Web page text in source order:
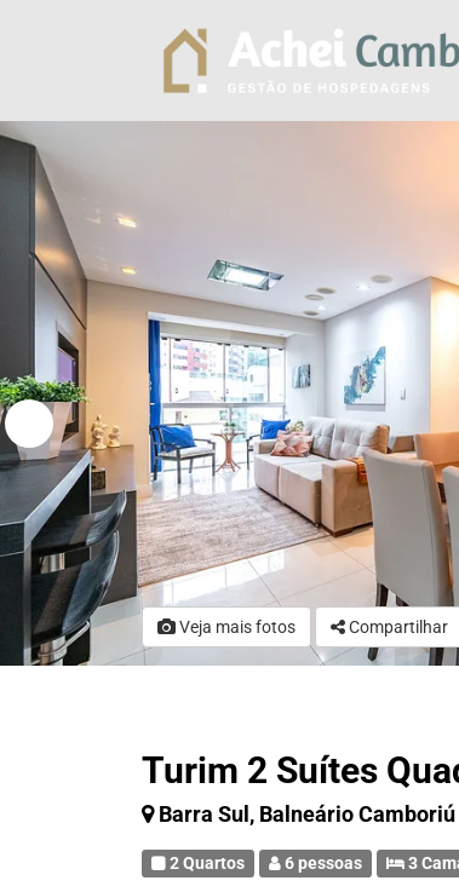
Veja mais fotos Compartilhar
Turim 2 Suítes
Barra Sul, Balneário Camboriú
2 Quartos 6 pessoas 3